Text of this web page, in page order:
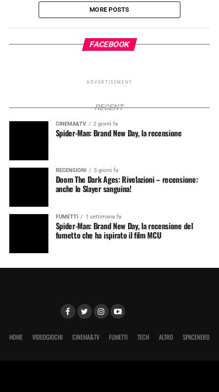
MORE POSTS
FACEBOOK
ADVERTISEMENT
RECENT
CINEMA&TV 2 giorni fa
Spider-Man: Brand New Day, la recensione
RECENSIONI 5 giorni fa
Doom The Dark Ages: Rivelazioni – recensione:
anche lo Slayer sanguina!
FUMETTI 1 settimana fa
Spider-Man: Brand New Day, la recensione del
fumetto che ha ispirato il film MCU
HOME VIDEOGIOCHI CINEMA&TV FUMETTI TECH ALTRO SPACENERD